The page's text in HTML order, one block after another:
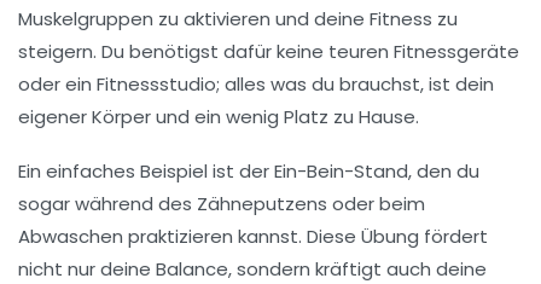
Muskelgruppen zu aktivieren und deine Fitness zu
steigern. Du benötigst dafür keine teuren Fitnessgeräte
oder ein Fitnessstudio; alles was du brauchst, ist dein
eigener Körper und ein wenig Platz zu Hause.
Ein einfaches Beispiel ist derEin-Bein-Stand, den du
sogar während des Zähneputzens oder beim
Abwaschen praktizieren kannst. Diese Übung fördert
nicht nur deine Balance, sondern kräftigt auch deine